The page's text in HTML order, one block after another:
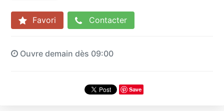
Favori Contacter
Ouvre demain dès 09:00
Save